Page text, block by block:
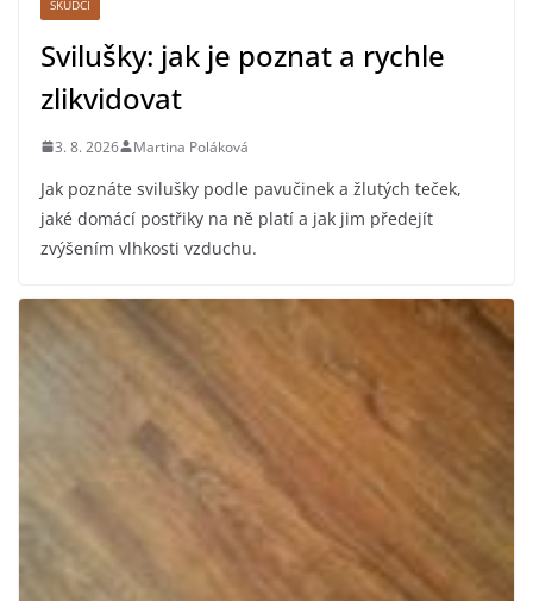
ŠKŮDCI
Svilušky: jak je poznat a rychle
zlikvidovat
3. 8. 2026 Martina Poláková
Jak poznáte svilušky podle pavučinek a žlutých teček,
jaké domácí postřiky na ně platí a jak jim předejít
zvýšením vlhkosti vzduchu.